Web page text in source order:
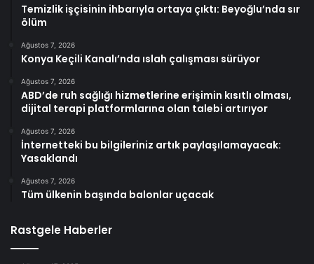
Temizlik işçisinin ihbarıyla ortaya çıktı: Beyoğlu’nda sır
ölüm
Ağustos 7, 2026
Konya Keçili Kanalı’nda ıslah çalışması sürüyor
Ağustos 7, 2026
ABD’de ruh sağlığı hizmetlerine erişimin kısıtlı olması,
dijital terapi platformlarına olan talebi artırıyor
Ağustos 7, 2026
İnternetteki bu bilgileriniz artık paylaşılamayacak:
Yasaklandı
Ağustos 7, 2026
Tüm ülkenin başında balonlar uçacak
Rastgele Haberler